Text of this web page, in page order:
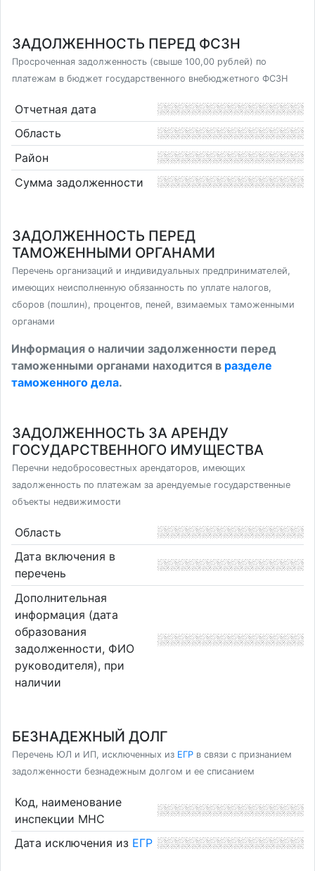
ЗАДОЛЖЕННОСТЬ ПЕРЕД ФСЗН
Просроченная задолженность (свыше 100,00 рублей) по
платежам в бюджет государственного внебюджетного ФСЗН
Отчетная дата
Область
Район
Сумма задолженности
ЗАДОЛЖЕННОСТЬ ПЕРЕД
ТАМОЖЕННЫМИ ОРГАНАМИ
Перечень организаций и индивидуальных предпринимателей,
имеющих неисполненную обязанность по уплате налогов,
сборов (пошлин), процентов, пеней, взимаемых таможенными
органами
Информация о наличии задолженности перед
таможенными органами находится в разделе
таможенного дела.
ЗАДОЛЖЕННОСТЬ ЗА АРЕНДУ
ГОСУДАРСТВЕННОГО ИМУЩЕСТВА
Перечни недобросовестных арендаторов, имеющих
задолженность по платежам за арендуемые государственные
объекты недвижимости
Область
Дата включения в
перечень
Дополнительная
информация (дата
образования
задолженности, ФИО
руководителя), при
наличии
БЕЗНАДЕЖНЫЙ ДОЛГ
Перечень ЮЛ и ИП, исключенных из ЕГР в связи с признанием
задолженности безнадежным долгом и ее списанием
Код, наименование
инспекции МНС
Дата исключения из ЕГР